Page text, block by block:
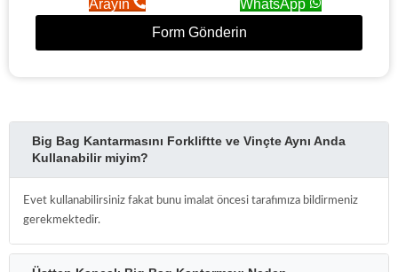
Arayın
WhatsApp
Form Gönderin
Big Bag Kantarmasını Forkliftte ve Vinçte Aynı Anda
Kullanabilir miyim?
Evet kullanabilirsiniz fakat bunu imalat öncesi tarafımıza bildirmeniz
gerekmektedir.